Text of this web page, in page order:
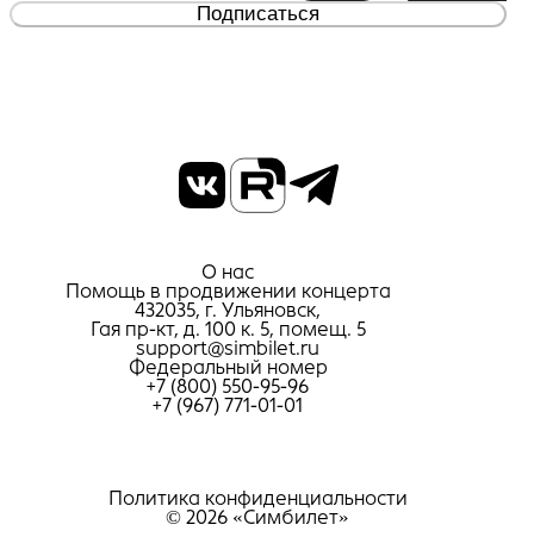
Подписаться
О нас
Помощь в продвижении концерта
432035, г. Ульяновск,
Гая пр-кт, д. 100 к. 5, помещ. 5
support@simbilet.ru
Федеральный номер
+7 (800) 550-95-96
+7 (967) 771-01-01
Политика конфиденциальности
© 2026 «Симбилет»